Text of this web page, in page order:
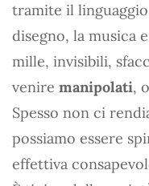
tramite il
disegno, la musica
mille, invisibili,
venire manipolati,
Spesso non ci
possiamo essere
effettiva